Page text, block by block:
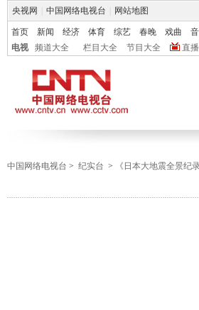
央视网 中国网络电视台 网站地图
首页 新闻 经济 体育 综艺 春晚 戏曲
电视
频道大全 栏目大全 节目大全 直
中国网络电视台 > 纪实台 > 《日本大地震全景纪录